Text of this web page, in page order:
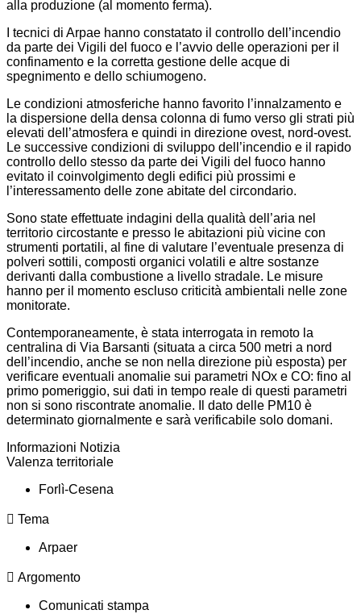
alla produzione (al momento ferma).
I tecnici di Arpae hanno constatato il controllo dell’incendio
da parte dei Vigili del fuoco e l’avvio delle operazioni per il
confinamento e la corretta gestione delle acque di
spegnimento e dello schiumogeno.
Le condizioni atmosferiche hanno favorito l’innalzamento e
la dispersione della densa colonna di fumo verso gli strati più
elevati dell’atmosfera e quindi in direzione ovest, nord-ovest.
Le successive condizioni di sviluppo dell’incendio e il rapido
controllo dello stesso da parte dei Vigili del fuoco hanno
evitato il coinvolgimento degli edifici più prossimi e
l’interessamento delle zone abitate del circondario.
Sono state effettuate indagini della qualità dell’aria nel
territorio circostante e presso le abitazioni più vicine con
strumenti portatili, al fine di valutare l’eventuale presenza di
polveri sottili, composti organici volatili e altre sostanze
derivanti dalla combustione a livello stradale. Le misure
hanno per il momento escluso criticità ambientali nelle zone
monitorate.
Contemporaneamente, è stata interrogata in remoto la
centralina di Via Barsanti (situata a circa 500 metri a nord
dell’incendio, anche se non nella direzione più esposta) per
verificare eventuali anomalie sui parametri NOx e CO: fino al
primo pomeriggio, sui dati in tempo reale di questi parametri
non si sono riscontrate anomalie. Il dato delle PM10 è
determinato giornalmente e sarà verificabile solo domani.
Informazioni Notizia
Valenza territoriale
Forlì-Cesena
Tema
Arpaer
Argomento
Comunicati stampa